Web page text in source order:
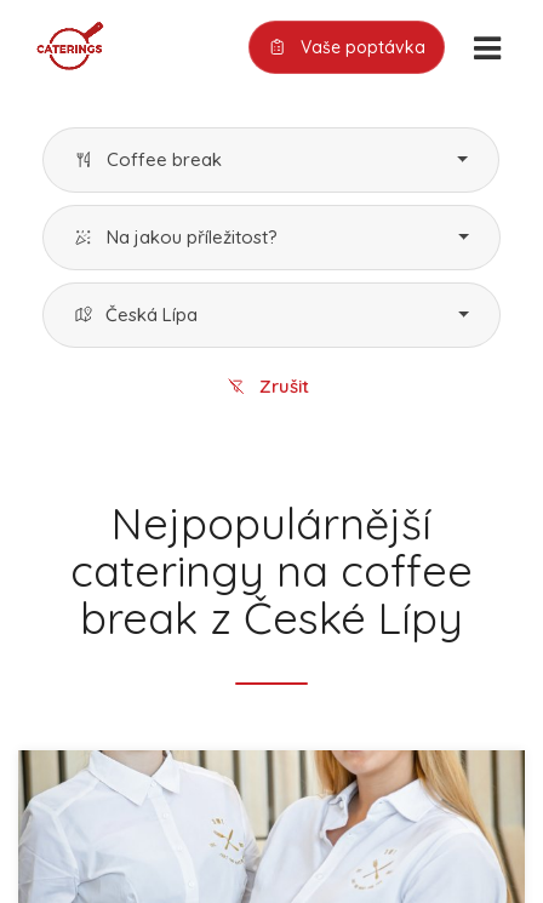
Vaše poptávka
Coffee break
Na jakou příležitost?
Česká Lípa
Zrušit
Nejpopulárnější
cateringy na coffee
break z České Lípy